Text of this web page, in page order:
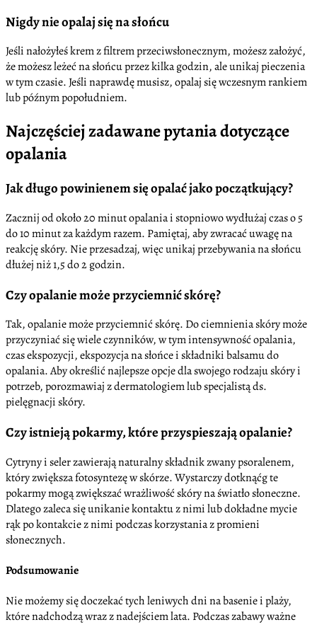
Nigdy nie opalaj się na słońcu
Jeśli nałożyłeś krem z filtrem przeciwsłonecznym, możesz założyć,
że możesz leżeć na słońcu przez kilka godzin, ale unikaj pieczenia
w tym czasie. Jeśli naprawdę musisz, opalaj się wczesnym rankiem
lub późnym popołudniem.
Najczęściej zadawane pytania dotyczące
opalania
Jak długo powinienem się opalać jako początkujący?
Zacznij od około 20 minut opalania i stopniowo wydłużaj czas o 5
do 10 minut za każdym razem. Pamiętaj, aby zwracać uwagę na
reakcję skóry. Nie przesadzaj, więc unikaj przebywania na słońcu
dłużej niż 1,5 do 2 godzin.
Czy opalanie może przyciemnić skórę?
Tak, opalanie może przyciemnić skórę. Do ciemnienia skóry może
przyczyniać się wiele czynników, w tym intensywność opalania,
czas ekspozycji, ekspozycja na słońce i składniki balsamu do
opalania. Aby określić najlepsze opcje dla swojego rodzaju skóry i
potrzeb, porozmawiaj z dermatologiem lub specjalistą ds.
pielęgnacji skóry.
Czy istnieją pokarmy, które przyspieszają opalanie?
Cytryny i seler zawierają naturalny składnik zwany psoralenem,
który zwiększa fotosyntezę w skórze. Wystarczy dotknąćg te
pokarmy mogą zwiększać wrażliwość skóry na światło słoneczne.
Dlatego zaleca się unikanie kontaktu z nimi lub dokładne mycie
rąk po kontakcie z nimi podczas korzystania z promieni
słonecznych.
Podsumowanie
Nie możemy się doczekać tych leniwych dni na basenie i plaży,
które nadchodzą wraz z nadejściem lata. Podczas zabawy ważne